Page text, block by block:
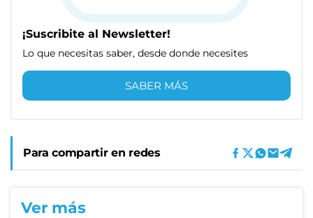
¡Suscribite al Newsletter!
Lo que necesitas saber, desde donde necesites
SABER MÁS
Para compartir en redes
Ver más